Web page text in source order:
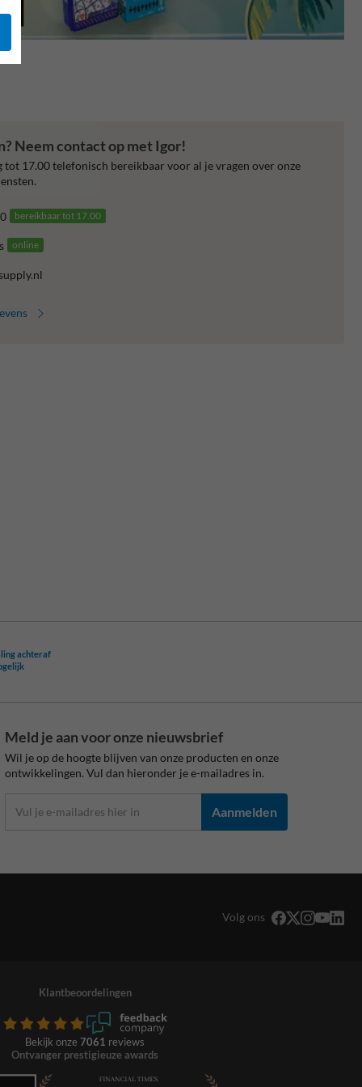
Neem contact op met Igor!
tot 17.00 telefonisch bereikbaar voor al je vragen over onze
bereikbaar tot 17.00
online
achteraf
Meld je aan voor onze nieuwsbrief
Wil je op de hoogte blijven van onze producten en onze
ontwikkelingen. Vul dan hieronder je e-mailadres in.
Aanmelden
Volg ons
Klantbeoordelingen
Bekijk onze 7061 reviews
Ontvanger prestigieuze awards